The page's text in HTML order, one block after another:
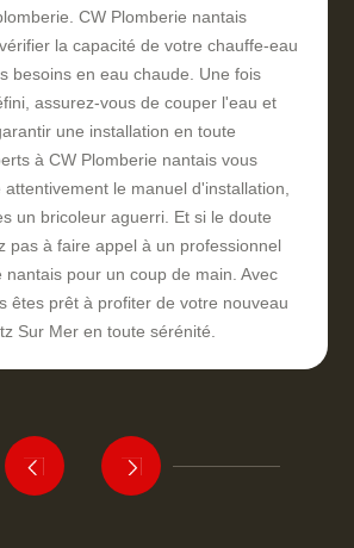
CW Plomberie nantais
la capacité de votre chauffe-eau
besoins en eau chaude. Une fois
assurez-vous de couper l'eau et
une installation en toute
à CW Plomberie nantais vous
le manuel d'installation,
un bricoleur aguerri. Et si le doute
pas à faire appel à un professionnel
nantais pour un coup de main. Avec
êtes prêt à profiter de votre nouveau
Sur Mer en toute sérénité.